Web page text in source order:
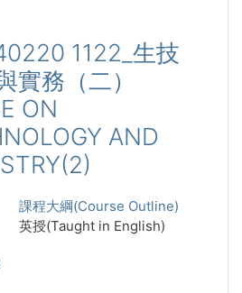
1122_生技
實務（二）
ON
AND
課程大綱(Course Outline)
英授(Taught in English)